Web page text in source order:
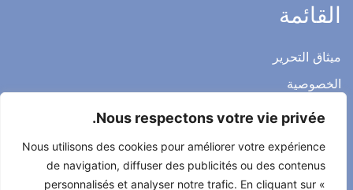
Nous respectons votre vie privée.
Nous utilisons des cookies pour améliorer votre expérience
de navigation, diffuser des publicités ou des contenus
personnalisés et analyser notre trafic. En cliquant sur «
القائمة
ميثاق التحرير
الخصوصية
الاشعار القانوني
اتصل بنا